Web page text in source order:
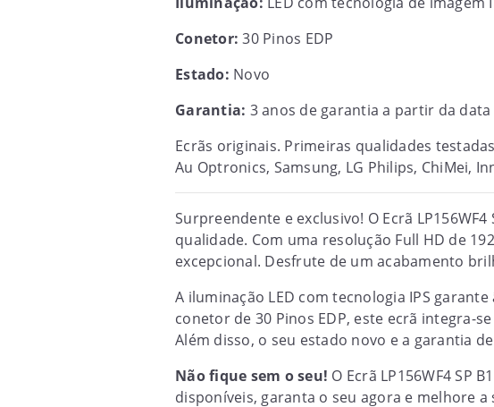
Conetor: 30 Pinos EDP
Estado: Novo
Garantia: 3 anos de garantia a partir da
Ecrãs originais. Primeiras qualidades
Au Optronics, Samsung, LG Philips, ChiMei,
Surpreendente e exclusivo! O Ecrã
qualidade. Com uma resolução Full HD de
excepcional. Desfrute de um acabamento
A iluminação LED com tecnologia IPS
conetor de 30 Pinos EDP, este ecrã integra-
Além disso, o seu estado novo e a garantia
Não fique sem o seu! O Ecrã LP156WF4 SP
disponíveis, garanta o seu agora e melhore